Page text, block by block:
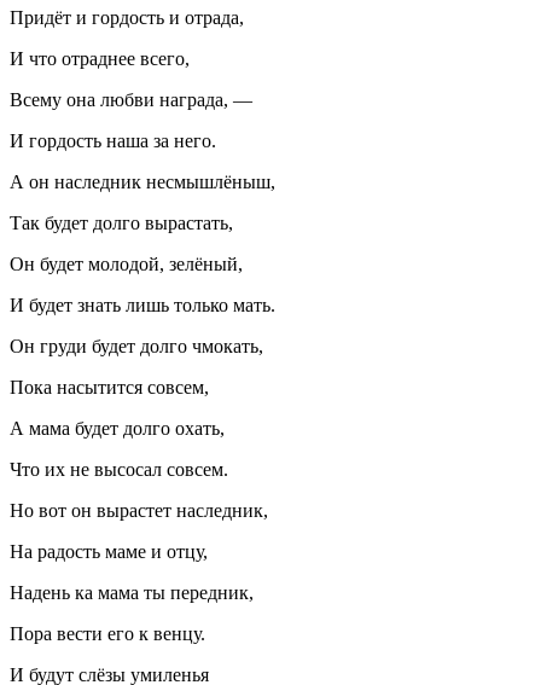
Придёт и гордость и отрада,
И что отраднее всего,
Всему она любви награда, —
И гордость наша за него.
А он наследник несмышлёныш,
Так будет долго вырастать,
Он будет молодой, зелёный,
И будет знать лишь только мать.
Он груди будет долго чмокать,
Пока насытится совсем,
А мама будет долго охать,
Что их не высосал совсем.
Но вот он вырастет наследник,
На радость маме и отцу,
Надень ка мама ты передник,
Пора вести его к венцу.
И будут слёзы умиленья